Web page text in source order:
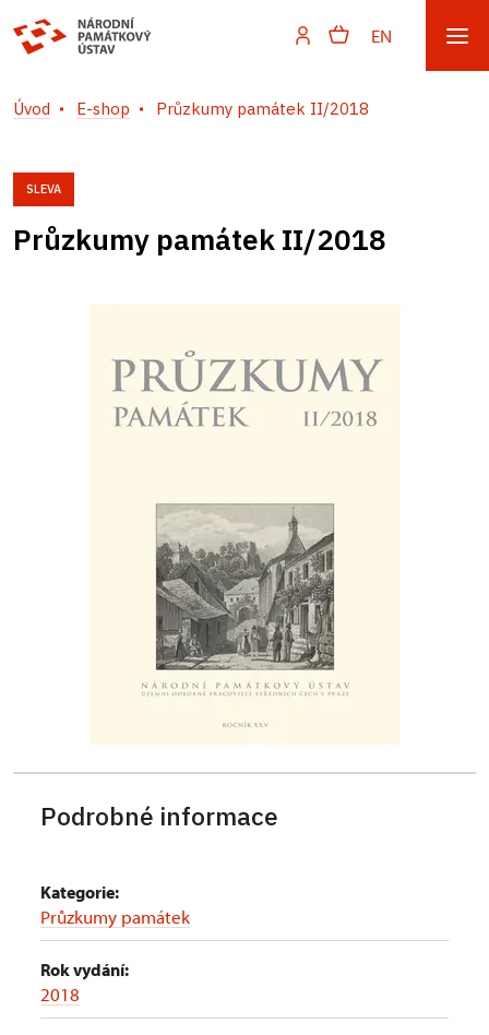
EN
Úvod E-shop Průzkumy památek II/2018
SLEVA
Průzkumy památek II/2018
Podrobné informace
Kategorie:
Průzkumy památek
Rok vydání:
2018